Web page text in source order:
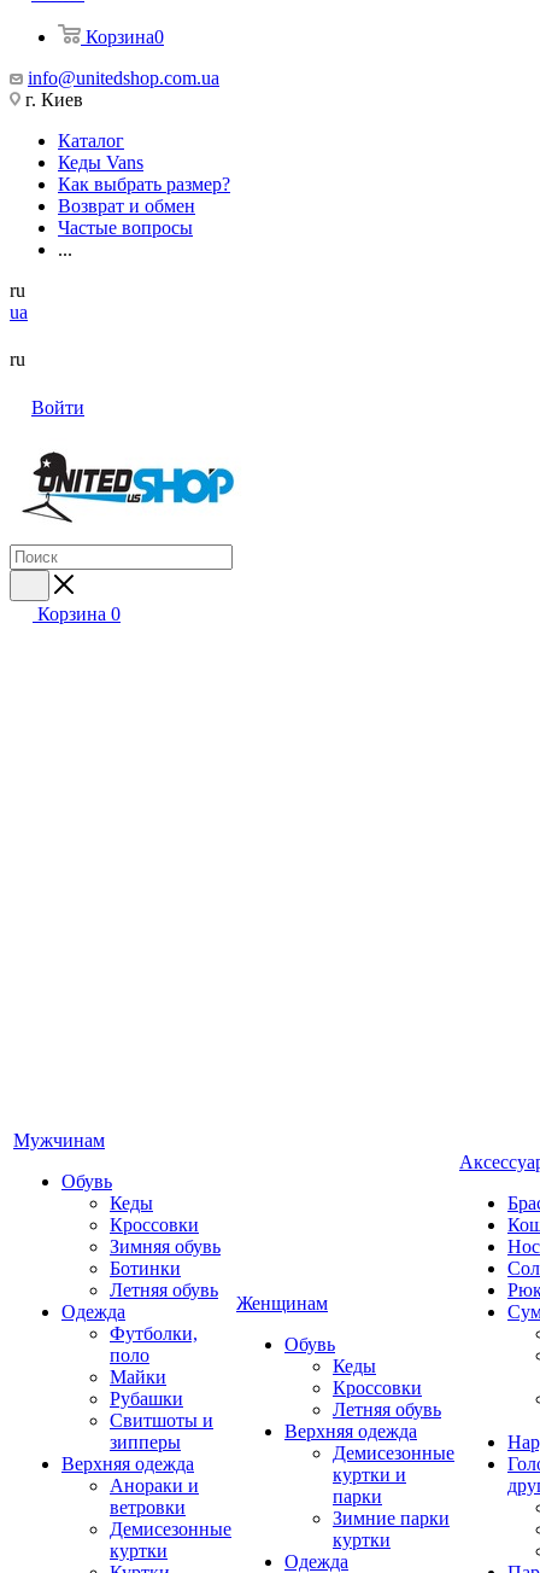
Корзина0
info@unitedshop.com.ua
г. Киев
Каталог
Кеды Vans
Как выбрать размер?
Возврат и обмен
Частые вопросы
...
ru
ua
ru
Войти
Корзина 0
Мужчинам
Обувь
Кеды
Кроссовки
Зимняя обувь
Ботинки
Летняя обувь
Одежда
Футболки,
поло
Майки
Рубашки
Свитшоты и
зипперы
Верхняя одежда
Анораки и
ветровки
Демисезонные
куртки
Женщинам
Обувь
Кеды
Кроссовки
Летняя обувь
Верхняя одежда
Демисезонные
куртки и
парки
Зимние парки
куртки
Одежда